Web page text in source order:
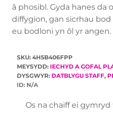
â phosibl. Gyda hanes da
diffygion, gan sicrhau
eu bodloni yn ôl yr angen.
SKU: 4H5B406FPP
MEYSYDD: IECHYD A GOFAL
DYSGWYR: DATBLYGU STAFF,
ID: N/A
Os na chaiff ei